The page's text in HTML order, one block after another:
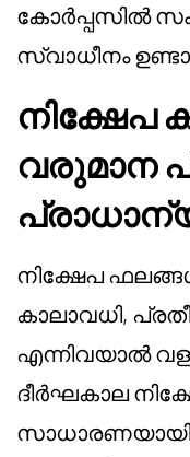
കോർപ്പസിൽ
സ്വാധീനം
നിക്ഷേപ
വരുമാന
നിക്ഷേപ
കാലാവധി,
എന്നിവയാൽ
ദീർഘകാല